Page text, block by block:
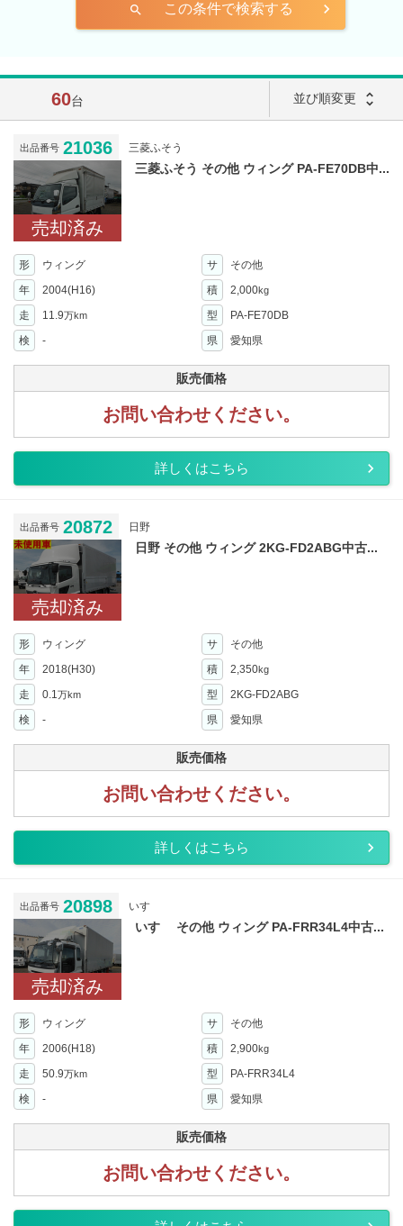
search この条件で検索する
60台 並び順変更 unfold_more
出品番号 21036 三菱ふそう
売却済み
三菱ふそう その他 ウィング PA-FE70DB中...
形 ウィング サ
その他
年
2004(H16) 積 2,000kg
走 11.9万km 型
PA-FE70DB
検
- 県 愛知県
販売価格
お問い合わせください。
詳しくはこちら
出品番号 20872 日野
売却済み
日野 その他 ウィング 2KG-FD2ABG中古...
形 ウィング サ
その他
年
2018(H30) 積 2,350kg
走 0.1万km 型
2KG-FD2ABG
検
- 県 愛知県
販売価格
お問い合わせください。
詳しくはこちら
出品番号 20898 いすゞ
売却済み
いすゞ その他 ウィング PA-FRR34L4中古...
形 ウィング サ
その他
年
2006(H18) 積 2,900kg
走 50.9万km 型
PA-FRR34L4
検
- 県 愛知県
販売価格
お問い合わせください。